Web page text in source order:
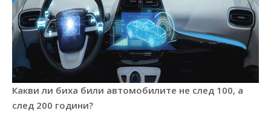
Какви ли биха били автомобилите не след 100, а
след 200 години?